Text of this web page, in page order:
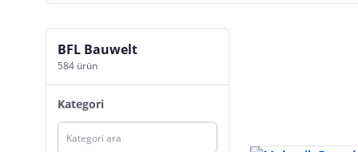
BFL Bauwelt
584 ürün
Kategori